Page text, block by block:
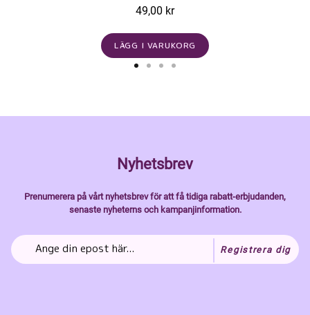
49,00 kr
LÄGG I VARUKORG
Nyhetsbrev
Prenumerera på vårt nyhetsbrev för att få tidiga rabatt-erbjudanden,
senaste nyheterns och kampanjinformation.
Registrera dig